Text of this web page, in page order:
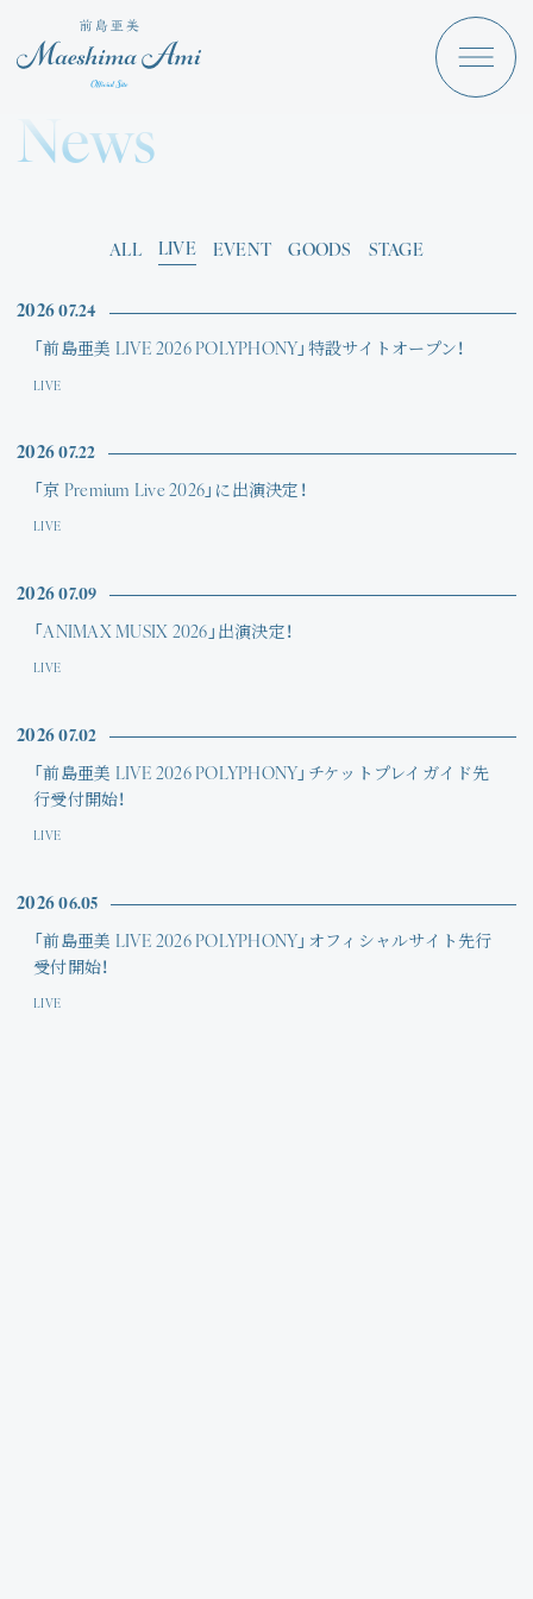
Maeshima Ami Discography
News
Profile
Store
Angraecum Login
Wallpaper
News
ALL LIVE EVENT GOODS STAGE
202607.24
「前島亜美 LIVE 2026 POLYPHONY」特設サイトオープン！
LIVE
202607.22
「京 Premium Live 2026」に出演決定！
LIVE
202607.09
「ANIMAX MUSIX 2026」出演決定！
LIVE
202607.02
「前島亜美 LIVE 2026 POLYPHONY」チケットプレイガイド先
行受付開始！
LIVE
202606.05
「前島亜美 LIVE 2026 POLYPHONY」オフィシャルサイト先行
受付開始！
LIVE